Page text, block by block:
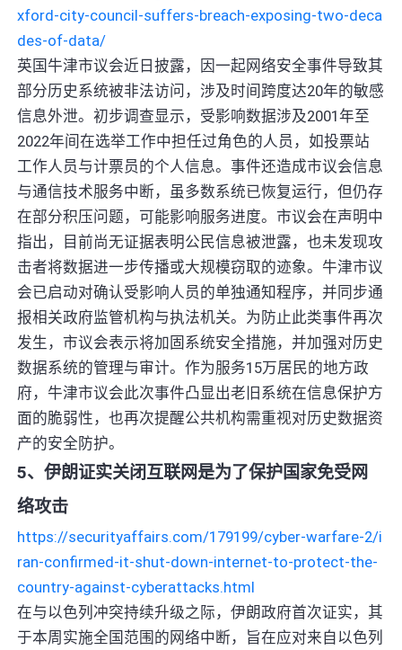
xford-city-council-suffers-breach-exposing-two-deca
des-of-data/
英国牛津市议会近日披露，因一起网络安全事件导致其
部分历史系统被非法访问，涉及时间跨度达20年的敏感
信息外泄。初步调查显示，受影响数据涉及2001年至
2022年间在选举工作中担任过角色的人员，如投票站
工作人员与计票员的个人信息。事件还造成市议会信息
与通信技术服务中断，虽多数系统已恢复运行，但仍存
在部分积压问题，可能影响服务进度。市议会在声明中
指出，目前尚无证据表明公民信息被泄露，也未发现攻
击者将数据进一步传播或大规模窃取的迹象。牛津市议
会已启动对确认受影响人员的单独通知程序，并同步通
报相关政府监管机构与执法机关。为防止此类事件再次
发生，市议会表示将加固系统安全措施，并加强对历史
数据系统的管理与审计。作为服务15万居民的地方政
府，牛津市议会此次事件凸显出老旧系统在信息保护方
面的脆弱性，也再次提醒公共机构需重视对历史数据资
产的安全防护。
5、伊朗证实关闭互联网是为了保护国家免受网
络攻击
https://securityaffairs.com/179199/cyber-warfare-2/i
ran-confirmed-it-shut-down-internet-to-protect-the-
country-against-cyberattacks.html
在与以色列冲突持续升级之际，伊朗政府首次证实，其
于本周实施全国范围的网络中断，旨在应对来自以色列